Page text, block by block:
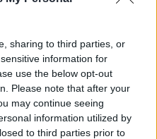
sharing to third parties, or
information for
use the below opt-out
Please note that after your
may continue seeing
information utilized by
to third parties prior to
Humanitas", ο Πάπας
αφετηρία για να
πόλεμο, τη διάβρωση της
εξουσίας σε